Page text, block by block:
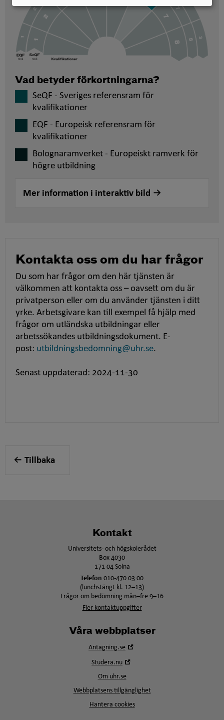
Vad betyder förkortningarna?
SeQF - Sveriges referensram för
kvalifikationer
EQF - Europeisk referensram för
kvalifikationer
Bolognaramverket - Europeiskt ramverk för
högre utbildning
Mer information i interaktiv bild
Kontakta oss om du har frågor
Du som har frågor om den här tjänsten är
välkommen att kontakta oss – oavsett om du är
privatperson eller om du använder tjänsten i ditt
yrke. Arbetsgivare kan till exempel få hjälp med
frågor om utländska utbildningar eller
arbetssökandes utbildningsdokument. E-
post: utbildningsbedomning@uhr.se.
Senast uppdaterad: 2024-11-30
Tillbaka
Kontakt
Universitets- och högskolerådet
Box 4030
171 04 Solna
Telefon 010-470 03 00
(lunchstängt kl. 12–13)
Frågor om bedömning mån–fre 9–16
Fler kontaktuppgifter
Våra webbplatser
Antagning.se
Studera.nu
fönster
Om uhr.se
Webbplatsens tillgänglighet
Hantera cookies